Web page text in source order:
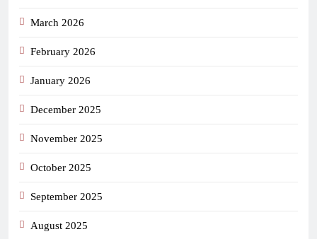
March 2026
February 2026
January 2026
December 2025
November 2025
October 2025
September 2025
August 2025